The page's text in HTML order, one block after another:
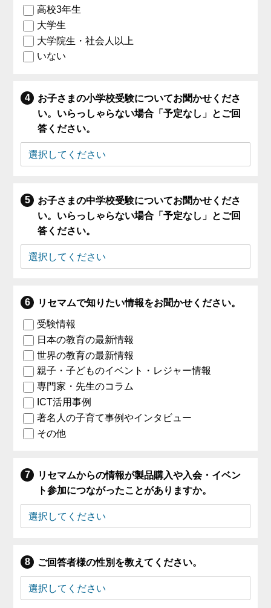
高校3年生
大学生
大学院生・社会人以上
いない
お子さまの小学校受験についてお聞かせくださ
い。いらっしゃらない場合「予定なし」とご回
答ください。
お子さまの中学校受験についてお聞かせくださ
い。いらっしゃらない場合「予定なし」とご回
答ください。
リセマムで知りたい情報をお聞かせください。
受験情報
日本の教育の最新情報
世界の教育の最新情報
親子・子どものイベント・レジャー情報
専門家・先生のコラム
ICT活用事例
著名人の子育て事例やインタビュー
その他
リセマムからの情報が製品購入や入会・イベン
ト参加につながったことがありますか。
ご回答者様の性別を教えてください。